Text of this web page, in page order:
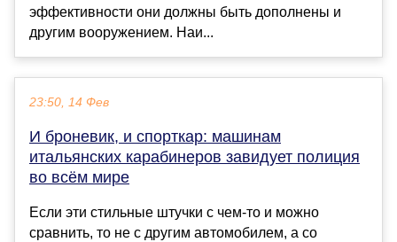
эффективности они должны быть дополнены и
другим вооружением. Наи...
23:50, 14 Фев
И броневик, и спорткар: машинам
итальянских карабинеров завидует полиция
во всём мире
Если эти стильные штучки с чем-то и можно
сравнить, то не с другим автомобилем, а со